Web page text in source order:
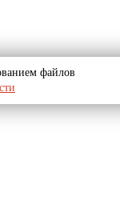
файлов